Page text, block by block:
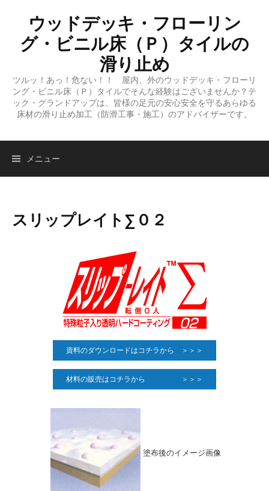
プ
ウッドデッキ・フローリン
グ・ビニル床（Ｐ）タイルの
滑り止め
ツルッ！あっ！危ない！！ 屋内、外のウッドデッキ・フローリ
ング・ビニル床（Ｐ）タイルでそんな経験はございませんか？テ
ック・グランドアップは、皆様の足元の安心安全を守るあらゆる
床材の滑り止め加工（防滑工事・施工）のアドバイザーです。
メニュー
スリップレイト∑０２
資料のダウンロードはコチラから ＞＞＞
材料の販売はコチラから ＞＞＞
塗布後のイメージ画像